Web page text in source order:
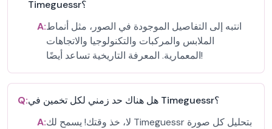
Timeguessr؟
A:انتبه إلى التفاصيل الموجودة في الصور، مثل أنماط
الملابس والمركبات والتكنولوجيا والاتجاهات
المعمارية. المعرفة التاريخية تساعد أيضًا!
Q:
هل هناك حد زمني لكل تخمين في Timeguessr؟
A:لا، خذ وقتك! يسمح لك Timeguessr بتحليل كل صورة